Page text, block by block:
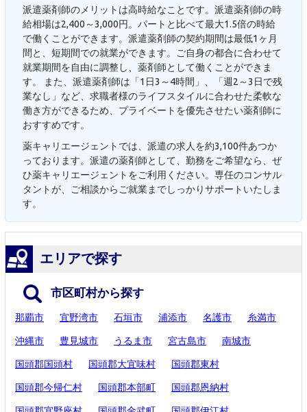
派遣薬剤師のメリットは高時給なことです。派遣薬剤師の時
給相場は2,400～3,000円。パートと比べて最大1.5倍の時給
で働くことができます。派遣薬剤師の契約期間は最低1ヶ月
間と、短期間での就業ができます。ご自身の都合に合わせて
就業期間を自由に調整し、薬剤師として働くことができま
す。 また、派遣薬剤師は「1日3～4時間」、「週2～3日で残
業なし」など、求職者様のライフスタイルに合わせた柔軟な
働き方ができるため、プライベートを優先させたい薬剤師に
おすすめです。
薬キャリエージェントでは、派遣の求人を約3,100件あつか
っております。派遣の薬剤師として、勤務をご希望なら、ぜ
ひ薬キャリエージェントをご利用ください。専任のコンサル
タントが、ご相談からご就業までしっかりサポートいたしま
す。
エリアで探す
市区町村から探す
那覇市 宜野湾市 石垣市 浦添市 名護市 糸満市
沖縄市 豊見城市 うるま市 宮古島市 南城市
国頭郡国頭村 国頭郡大宜味村 国頭郡東村
国頭郡今帰仁村 国頭郡本部町 国頭郡恩納村